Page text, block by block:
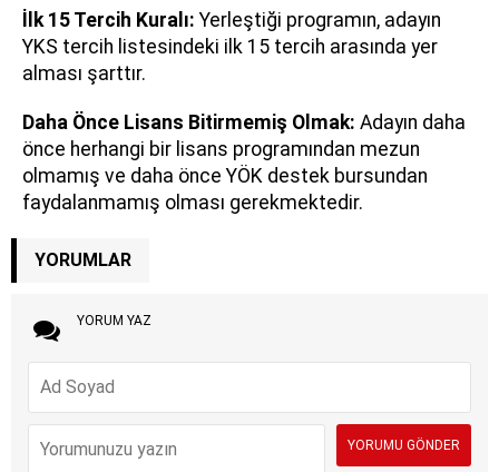
İlk 15 Tercih Kuralı: Yerleştiği programın, adayın
YKS tercih listesindeki ilk 15 tercih arasında yer
alması şarttır.
Daha Önce Lisans Bitirmemiş Olmak: Adayın daha
önce herhangi bir lisans programından mezun
olmamış ve daha önce YÖK destek bursundan
faydalanmamış olması gerekmektedir.
YORUMLAR
YORUM YAZ